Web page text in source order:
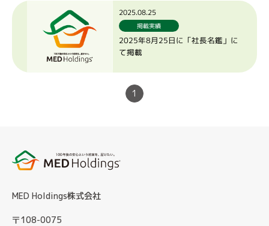
2025.08.25
掲載実績
2025年8月25日に「社長名鑑」に
て掲載
1
MED Holdings株式会社
〒108-0075